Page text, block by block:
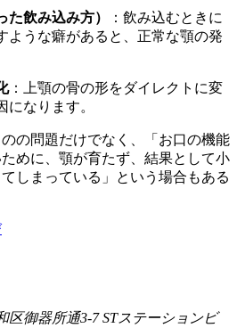
た飲み込み方）
：飲み込むときに
ような癖があると、正常な顎の発
：上顎の骨の形をダイレクトに変
になります。
の問題だけでなく、「お口の機能
めに、顎が育たず、結果として小
しまっている」という場合もある
区御器所通3-7STステーションビ